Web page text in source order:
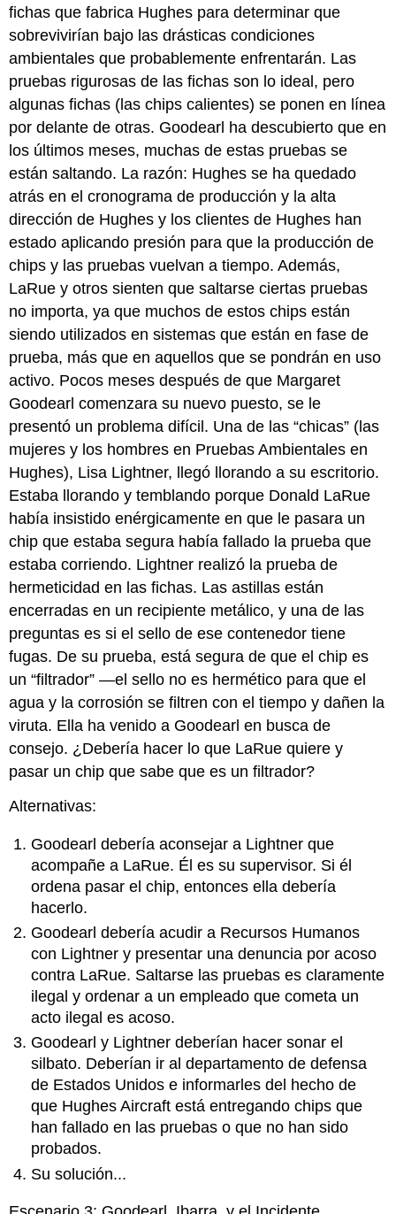
fichas que fabrica Hughes para determinar que
sobrevivirían bajo las drásticas condiciones
ambientales que probablemente enfrentarán. Las
pruebas rigurosas de las fichas son lo ideal, pero
algunas fichas (las chips calientes) se ponen en línea
por delante de otras. Goodearl ha descubierto que en
los últimos meses, muchas de estas pruebas se
están saltando. La razón: Hughes se ha quedado
atrás en el cronograma de producción y la alta
dirección de Hughes y los clientes de Hughes han
estado aplicando presión para que la producción de
chips y las pruebas vuelvan a tiempo. Además,
LaRue y otros sienten que saltarse ciertas pruebas
no importa, ya que muchos de estos chips están
siendo utilizados en sistemas que están en fase de
prueba, más que en aquellos que se pondrán en uso
activo. Pocos meses después de que Margaret
Goodearl comenzara su nuevo puesto, se le
presentó un problema difícil. Una de las “chicas” (las
mujeres y los hombres en Pruebas Ambientales en
Hughes), Lisa Lightner, llegó llorando a su escritorio.
Estaba llorando y temblando porque Donald LaRue
había insistido enérgicamente en que le pasara un
chip que estaba segura había fallado la prueba que
estaba corriendo. Lightner realizó la prueba de
hermeticidad en las fichas. Las astillas están
encerradas en un recipiente metálico, y una de las
preguntas es si el sello de ese contenedor tiene
fugas. De su prueba, está segura de que el chip es
un “filtrador” —el sello no es hermético para que el
agua y la corrosión se filtren con el tiempo y dañen la
viruta. Ella ha venido a Goodearl en busca de
consejo. ¿Debería hacer lo que LaRue quiere y
pasar un chip que sabe que es un filtrador?
Alternativas:
Goodearl debería aconsejar a Lightner que
acompañe a LaRue. Él es su supervisor. Si él
ordena pasar el chip, entonces ella debería
hacerlo.
Goodearl debería acudir a Recursos Humanos
con Lightner y presentar una denuncia por acoso
contra LaRue. Saltarse las pruebas es claramente
ilegal y ordenar a un empleado que cometa un
acto ilegal es acoso.
Goodearl y Lightner deberían hacer sonar el
silbato. Deberían ir al departamento de defensa
de Estados Unidos e informarles del hecho de
que Hughes Aircraft está entregando chips que
han fallado en las pruebas o que no han sido
probados.
Su solución...